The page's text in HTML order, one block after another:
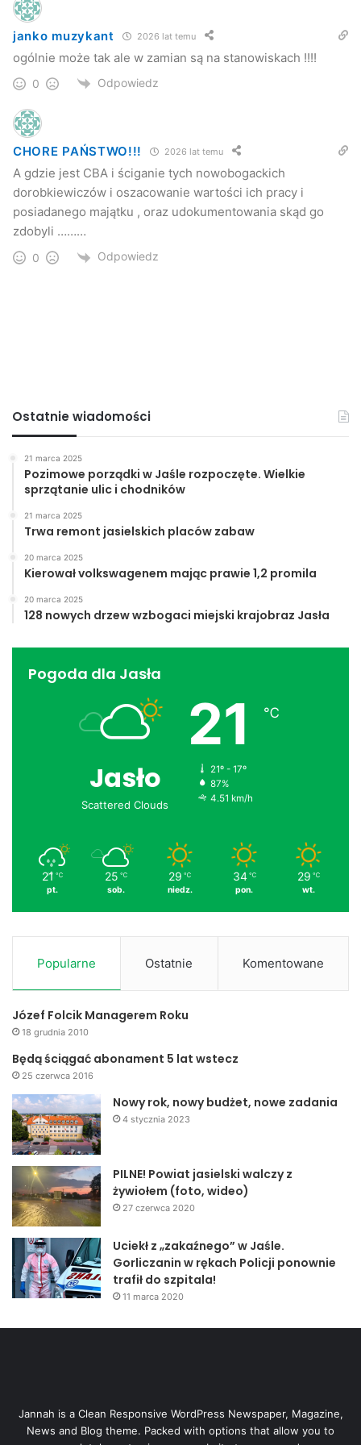
janko muzykant 2026 lat temu
ogólnie może tak ale w zamian są na stanowiskach !!!!
0 Odpowiedz
CHORE PAŃSTWO!!! 2026 lat temu
A gdzie jest CBA i ściganie tych nowobogackich
dorobkiewiczów i oszacowanie wartości ich pracy i
posiadanego majątku , oraz udokumentowania skąd go
zdobyli ………
0 Odpowiedz
Ostatnie wiadomości
21 marca 2025
Pozimowe porządki w Jaśle rozpoczęte. Wielkie
sprzątanie ulic i chodników
21 marca 2025
Trwa remont jasielskich placów zabaw
20 marca 2025
Kierował volkswagenem mając prawie 1,2 promila
20 marca 2025
128 nowych drzew wzbogaci miejski krajobraz Jasła
Pogoda dla Jasła
Jasło
Scattered Clouds
21 ℃
21º - 17º
87%
4.51 km/h
21 ℃
pt.
25 ℃
sob.
29 ℃
niedz.
34 ℃
pon.
29 ℃
wt.
Popularne Ostatnie Komentowane
Józef Folcik Managerem Roku
18 grudnia 2010
Będą ściągać abonament 5 lat wstecz
25 czerwca 2016
Nowy rok, nowy budżet, nowe zadania
4 stycznia 2023
PILNE! Powiat jasielski walczy z
żywiołem (foto, wideo)
27 czerwca 2020
Uciekł z „zakaźnego” w Jaśle.
Gorliczanin w rękach Policji ponownie
trafił do szpitala!
11 marca 2020
Jannah is a Clean Responsive WordPress Newspaper, Magazine,
News and Blog theme. Packed with options that allow you to